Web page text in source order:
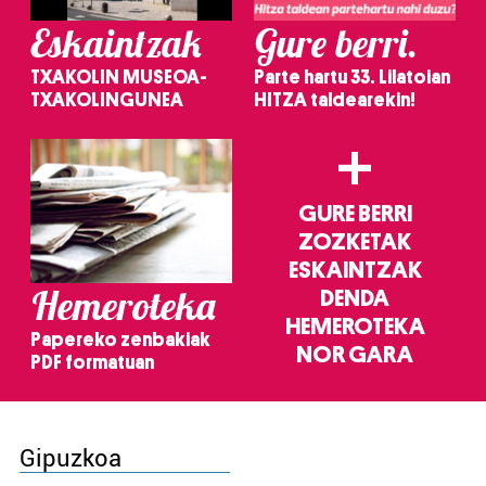
Eskaintzak
TXAKOLIN MUSEOA-
TXAKOLINGUNEA
Gure berri.
Parte hartu 33. Lilatoian
HITZA taldearekin!
Hemeroteka
Papereko zenbakiak
PDF formatuan
+
GURE BERRI
ZOZKETAK
ESKAINTZAK
DENDA
HEMEROTEKA
NOR GARA
Gipuzkoa